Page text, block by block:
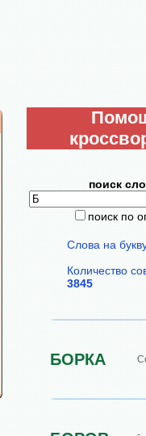
поиск
поиск по
Слова на
Количество
3845
БОРКА